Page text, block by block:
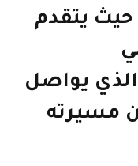
حيث يتقدم
الذي يواصل
مسيرته